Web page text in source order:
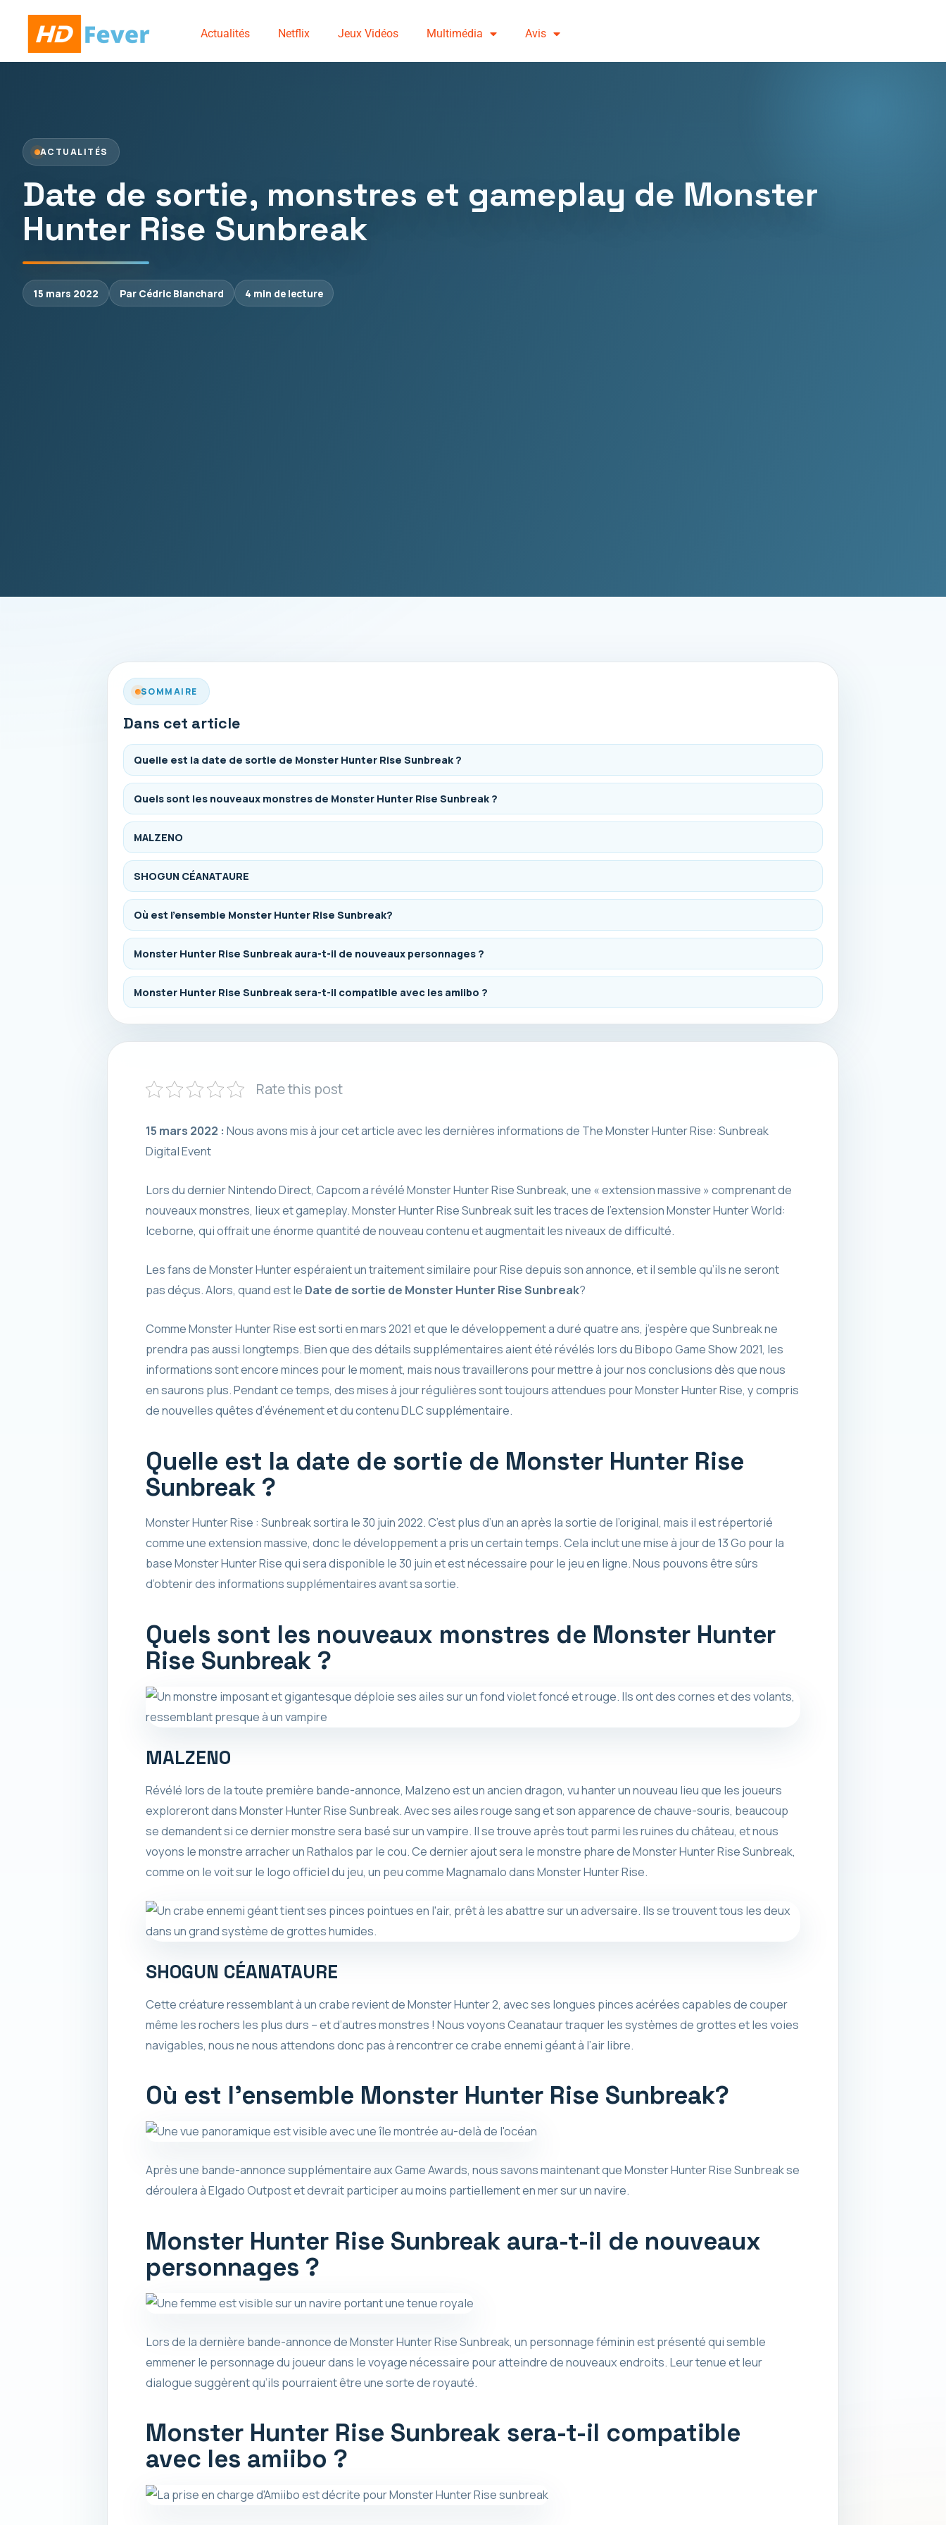
Actualités Netflix Jeux Vidéos Multimédia Avis
ACTUALITÉS
Date de sortie, monstres et gameplay de Monster
Hunter Rise Sunbreak
15 mars 2022 Par Cédric Blanchard 4 min de lecture
SOMMAIRE
Dans cet article
Quelle est la date de sortie de Monster Hunter Rise Sunbreak ?
Quels sont les nouveaux monstres de Monster Hunter Rise Sunbreak ?
MALZENO
SHOGUN CÉANATAURE
Où est l’ensemble Monster Hunter Rise Sunbreak?
Monster Hunter Rise Sunbreak aura-t-il de nouveaux personnages ?
Monster Hunter Rise Sunbreak sera-t-il compatible avec les amiibo ?
Rate this post
15 mars 2022 : Nous avons mis à jour cet article avec les dernières informations de The Monster Hunter Rise: Sunbreak
Digital Event
Lors du dernier Nintendo Direct, Capcom a révélé Monster Hunter Rise Sunbreak, une « extension massive » comprenant de
nouveaux monstres, lieux et gameplay. Monster Hunter Rise Sunbreak suit les traces de l’extension Monster Hunter World:
Iceborne, qui offrait une énorme quantité de nouveau contenu et augmentait les niveaux de difficulté.
Les fans de Monster Hunter espéraient un traitement similaire pour Rise depuis son annonce, et il semble qu’ils ne seront
pas déçus. Alors, quand est le Date de sortie de Monster Hunter Rise Sunbreak?
Comme Monster Hunter Rise est sorti en mars 2021 et que le développement a duré quatre ans, j’espère que Sunbreak ne
prendra pas aussi longtemps. Bien que des détails supplémentaires aient été révélés lors du Bibopo Game Show 2021, les
informations sont encore minces pour le moment, mais nous travaillerons pour mettre à jour nos conclusions dès que nous
en saurons plus. Pendant ce temps, des mises à jour régulières sont toujours attendues pour Monster Hunter Rise, y compris
de nouvelles quêtes d’événement et du contenu DLC supplémentaire.
Quelle est la date de sortie de Monster Hunter Rise
Sunbreak ?
Monster Hunter Rise : Sunbreak sortira le 30 juin 2022. C’est plus d’un an après la sortie de l’original, mais il est répertorié
comme une extension massive, donc le développement a pris un certain temps. Cela inclut une mise à jour de 13 Go pour la
base Monster Hunter Rise qui sera disponible le 30 juin et est nécessaire pour le jeu en ligne. Nous pouvons être sûrs
d’obtenir des informations supplémentaires avant sa sortie.
Quels sont les nouveaux monstres de Monster Hunter
Rise Sunbreak ?
MALZENO
Révélé lors de la toute première bande-annonce, Malzeno est un ancien dragon, vu hanter un nouveau lieu que les joueurs
exploreront dans Monster Hunter Rise Sunbreak. Avec ses ailes rouge sang et son apparence de chauve-souris, beaucoup
se demandent si ce dernier monstre sera basé sur un vampire. Il se trouve après tout parmi les ruines du château, et nous
voyons le monstre arracher un Rathalos par le cou. Ce dernier ajout sera le monstre phare de Monster Hunter Rise Sunbreak,
comme on le voit sur le logo officiel du jeu, un peu comme Magnamalo dans Monster Hunter Rise.
SHOGUN CÉANATAURE
Cette créature ressemblant à un crabe revient de Monster Hunter 2, avec ses longues pinces acérées capables de couper
même les rochers les plus durs – et d’autres monstres ! Nous voyons Ceanataur traquer les systèmes de grottes et les voies
navigables, nous ne nous attendons donc pas à rencontrer ce crabe ennemi géant à l’air libre.
Où est l’ensemble Monster Hunter Rise Sunbreak?
Après une bande-annonce supplémentaire aux Game Awards, nous savons maintenant que Monster Hunter Rise Sunbreak se
déroulera à Elgado Outpost et devrait participer au moins partiellement en mer sur un navire.
Monster Hunter Rise Sunbreak aura-t-il de nouveaux
personnages ?
Lors de la dernière bande-annonce de Monster Hunter Rise Sunbreak, un personnage féminin est présenté qui semble
emmener le personnage du joueur dans le voyage nécessaire pour atteindre de nouveaux endroits. Leur tenue et leur
dialogue suggèrent qu’ils pourraient être une sorte de royauté.
Monster Hunter Rise Sunbreak sera-t-il compatible
avec les amiibo ?